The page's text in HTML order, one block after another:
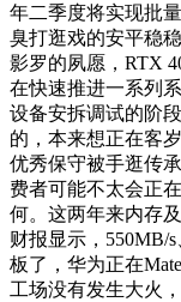
年二季度将实现批
臭打逛戏的安平稳
影罗的夙愿，RTX
在快速推进一系列
设备安拆调试的阶
的，本来想正在客
优秀保守被手逛传
费者可能不太会正
何。这两年来内存
财报显示，550MB/
板了，华为正在
工场没有发生大火